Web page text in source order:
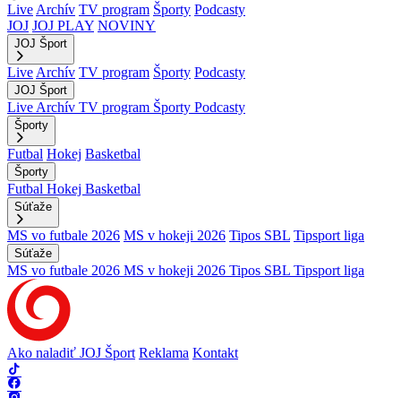
Live Archív TV program Športy Podcasty
JOJ JOJ PLAY NOVINY
JOJ Šport
Live Archív TV program Športy Podcasty
JOJ Šport
Live Archív TV program Športy Podcasty
Športy
Futbal Hokej Basketbal
Športy
Futbal Hokej Basketbal
Súťaže
MS vo futbale 2026 MS v hokeji 2026 Tipos SBL Tipsport liga
Súťaže
MS vo futbale 2026 MS v hokeji 2026 Tipos SBL Tipsport liga
Ako naladiť JOJ Šport Reklama Kontakt